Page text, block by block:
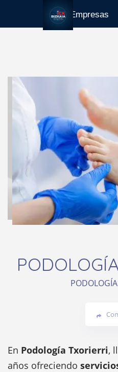
Guía Empresas
En Podología Txorierri,
años ofreciendo